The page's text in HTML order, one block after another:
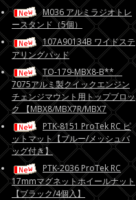
M036 アルミラジオトレ
ースタンド（5個）
107A90134B ワイドステ
アリングパッド
TO-179-MBX8-B**
7075アルミ製クイックエンジン
チェンジマウント用トップブロッ
ク 【MBX8/MBX7R/MBX7
PTK-8151 ProTek RC ピ
ットマット【ブルー/メッシュバ
ッグ付き】
PTK-2036 ProTek RC
17mmマグネットホイールナット
【ブラック/4個入】